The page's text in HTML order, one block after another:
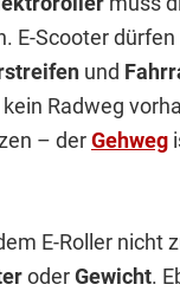
E-Scooter
und
Radweg
– derGehweg
E-Roller nicht
oderGewicht.